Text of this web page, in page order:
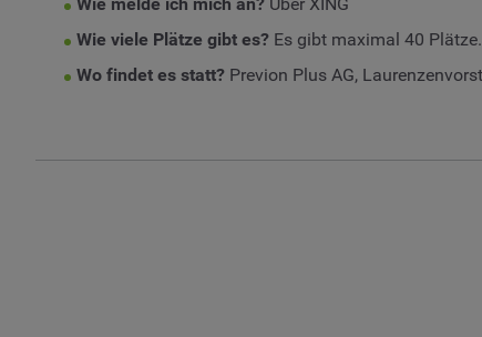
Wie melde ich mich an?Über XING
Wie viele Plätze gibt es?Es gibt maximal 40
Wo findet es statt?Previon Plus AG,